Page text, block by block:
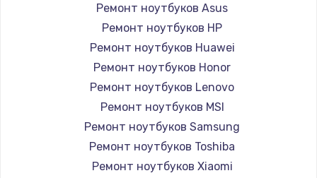
Ремонт ноутбуков Asus
Ремонт ноутбуков HP
Ремонт ноутбуков Huawei
Ремонт ноутбуков Honor
Ремонт ноутбуков Lenovo
Ремонт ноутбуков MSI
Ремонт ноутбуков Samsung
Ремонт ноутбуков Toshiba
Ремонт ноутбуков Xiaomi